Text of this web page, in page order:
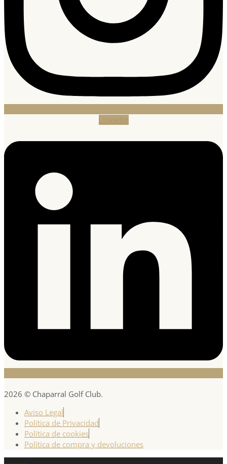
2026 © Chaparral Golf Club.
Aviso Legal
Política de Privacidad
Política de cookies
Política de compra y devoluciones